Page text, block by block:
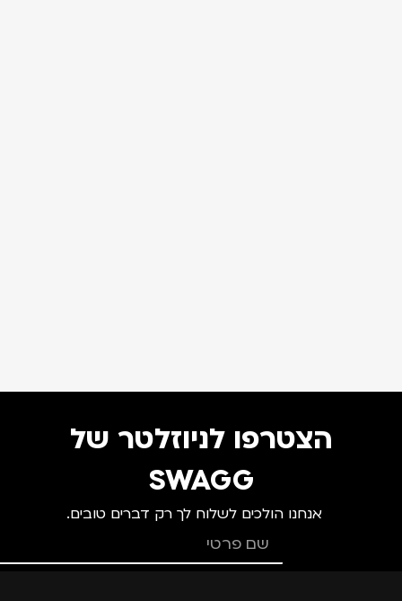
הצטרפו לניוזלטר של
SWAGG
אנחנו הולכים לשלוח לך רק דברים טובים.